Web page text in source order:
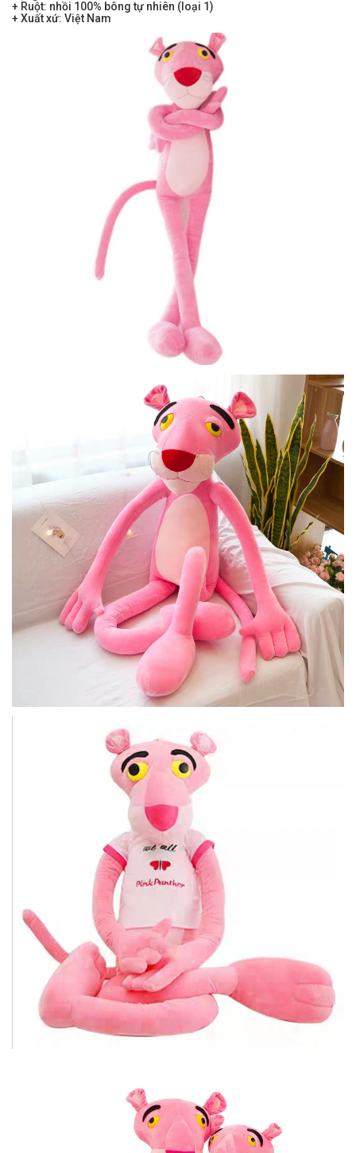
+ Ruột: nhồi 100% bông tự nhiên (loại 1)
+ Xuất xứ: Việt Nam